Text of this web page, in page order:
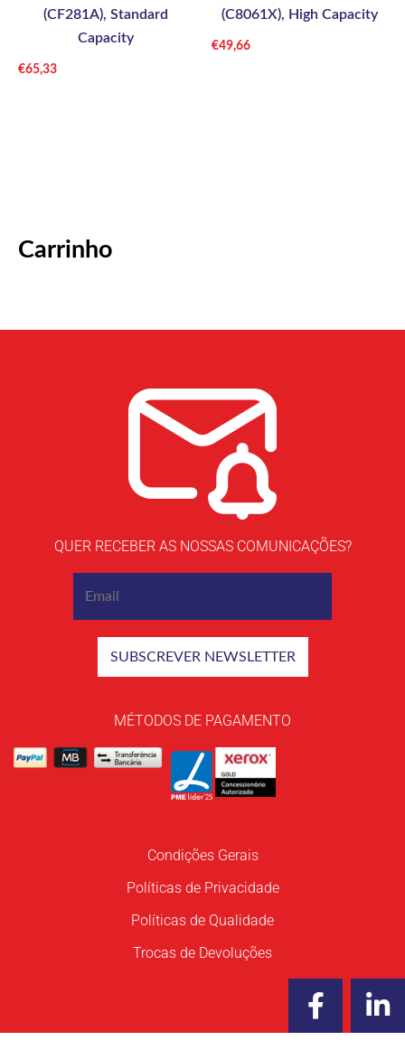
Carrinho
(CF281A), Standard
Capacity
€65,33
(C8061X), High Capacity
€49,66
QUER RECEBER AS NOSSAS COMUNICAÇÕES?
MÉTODOS DE PAGAMENTO
Condições Gerais
Políticas de Privacidade
Políticas de Qualidade
Trocas de Devoluções
F
a
i